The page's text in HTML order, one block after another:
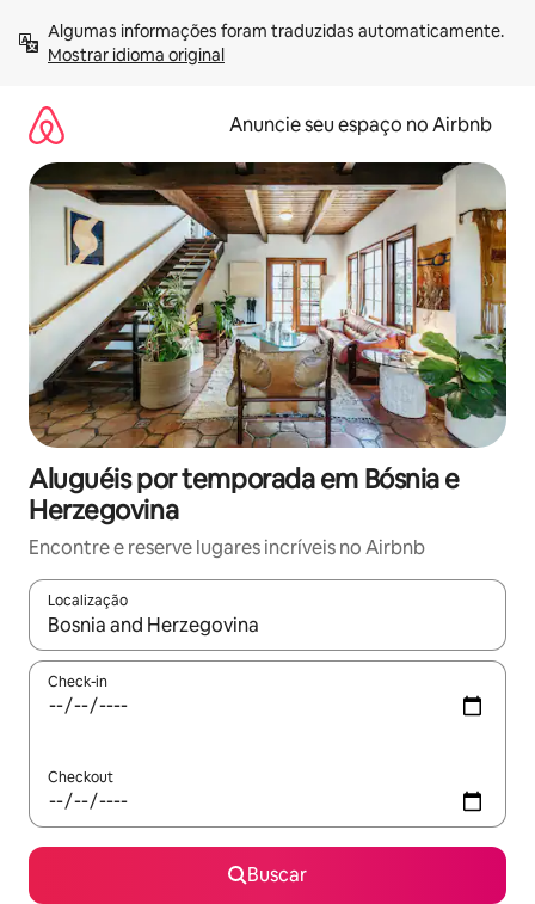
para
Mostrar idioma original
Anuncie seu espaço no Airbnb
Aluguéis por temporada em Bósnia e
Herzegovina
Encontre e reserve lugares incríveis no Airbnb
Localização
Quando os resultados estiverem disponíveis, explore-os
Check-in
Checkout
Buscar